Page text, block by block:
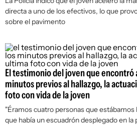
directa a uno de los efectivos, lo que
sobre el pavimento
El testimonio del joven que encontró
minutos previos al hallazgo, la
foto con vida de la joven
"Éramos cuatro personas que estábamos
que había un escuadrón desplegado en la